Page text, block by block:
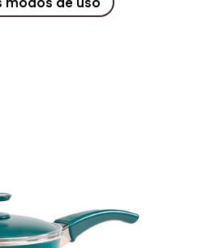
SIN PRECALENTADO